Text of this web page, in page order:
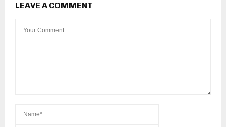
LEAVE A COMMENT